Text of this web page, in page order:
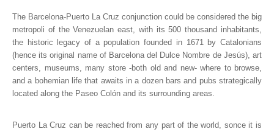
The Barcelona-Puerto La Cruz conjunction could be considered the big
metropoli of the Venezuelan east, with its 500 thousand inhabitants,
the historic legacy of a population founded in 1671 by Catalonians
(hence its original name of Barcelona del Dulce Nombre de Jesús), art
centers, museums, many store -both old and new- where to browse,
and a bohemian life that awaits in a dozen bars and pubs strategically
located along the Paseo Colón and its surrounding areas.
Puerto La Cruz can be reached from any part of the world, sonce it is